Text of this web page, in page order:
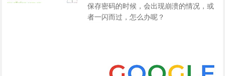
保存密码的时候，会出现崩溃的情况，或
者一闪而过，怎么办呢？